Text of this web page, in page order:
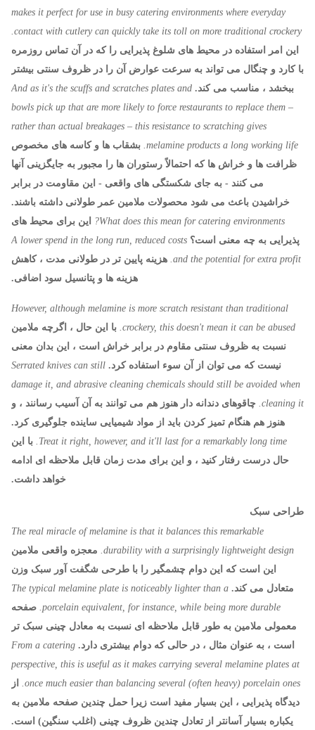
makes it perfect for use in busy catering environments where everyday
contact with cutlery can quickly take its toll on more traditional crockery.
این امر استفاده در محیط های شلوغ پذیرایی را که در آن تماس روزمره
با کارد و چنگال می تواند به سرعت عوارض آن را در ظروف سنتی بیشتر
ببخشد ، مناسب می کند. And as it's the scuffs and scratches plates and
bowls pick up that are more likely to force restaurants to replace them –
rather than actual breakages – this resistance to scratching gives
melamine products a long working life. بشقاب ها و کاسه های مخصوص
ظرافت ها و خراش ها که احتمالاً رستوران ها را مجبور به جایگزینی آنها
می کنند - به جای شکستگی های واقعی - این مقاومت در برابر
خراشیدن باعث می شود محصولات ملامین عمر طولانی داشته باشند.
What does this mean for catering environments?
این برای محیط های
پذیرایی به چه معنی است؟ A lower spend in the long run, reduced costs
and the potential for extra profit. هزینه پایین تر در طولانی مدت ، کاهش
هزینه ها و پتانسیل سود اضافی.
However, although melamine is more scratch resistant than traditional
crockery, this doesn't mean it can be abused. با این حال ، اگرچه ملامین
نسبت به ظروف سنتی مقاوم در برابر خراش است ، این بدان معنی
نیست که می توان از آن سوء استفاده کرد. Serrated knives can still
damage it, and abrasive cleaning chemicals should still be avoided when
cleaning it. چاقوهای دندانه دار هنوز هم می توانند به آن آسیب رسانند ، و
هنوز هم هنگام تمیز کردن باید از مواد شیمیایی ساینده جلوگیری کرد.
Treat it right, however, and it'll last for a remarkably long time. با این
حال درست رفتار کنید ، و این برای مدت زمان قابل ملاحظه ای ادامه
خواهد داشت.
طراحی سبک
The real miracle of melamine is that it balances this remarkable
durability with a surprisingly lightweight design. معجزه واقعی ملامین
این است که این دوام چشمگیر را با طرحی شگفت آور سبک وزن
متعادل می کند. The typical melamine plate is noticeably lighter than a
porcelain equivalent, for instance, while being more durable. صفحه
معمولی ملامین به طور قابل ملاحظه ای نسبت به معادل چینی سبک تر
است ، به عنوان مثال ، در حالی که دوام بیشتری دارد. From a catering
perspective, this is useful as it makes carrying several melamine plates at
once much easier than balancing several (often heavy) porcelain ones.
از
دیدگاه پذیرایی ، این بسیار مفید است زیرا حمل چندین صفحه ملامین به
یکباره بسیار آسانتر از تعادل چندین ظروف چینی (اغلب سنگین) است.